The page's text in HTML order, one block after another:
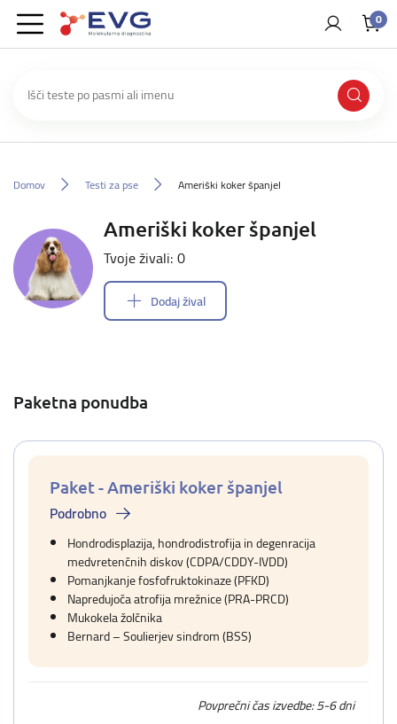
0
Domov Testi za pse Ameriški koker španjel
Ameriški koker španjel
Tvoje živali: 0
Dodaj žival
Paketna ponudba
Paket - Ameriški koker španjel
Podrobno
Hondrodisplazija, hondrodistrofija in degenracija
medvretenčnih diskov (CDPA/CDDY-IVDD)
Pomanjkanje fosfofruktokinaze (PFKD)
Napredujoča atrofija mrežnice (PRA-PRCD)
Mukokela žolčnika
Bernard – Soulierjev sindrom (BSS)
Povprečni čas izvedbe: 5-6 dni